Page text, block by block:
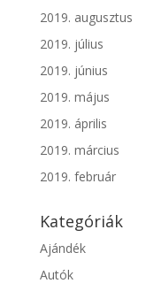
2019. augusztus
2019. július
2019. június
2019. május
2019. április
2019. március
2019. február
Kategóriák
Ajándék
Autók